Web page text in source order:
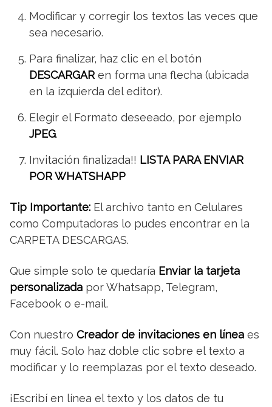
Modificar y corregir los textos las veces que
sea necesario.
Para finalizar, haz clic en el botón
DESCARGAR en forma una flecha (ubicada
en la izquierda del editor).
Elegir el Formato deseeado, por ejemplo
JPEG.
Invitación finalizada!! LISTA PARA ENVIAR
POR WHATSHAPP
Tip Importante: El archivo tanto en Celulares
como Computadoras lo pudes encontrar en la
CARPETA DESCARGAS.
Que simple solo te quedaría Enviar la tarjeta
personalizada por Whatsapp, Telegram,
Facebook o e-mail.
Con nuestro Creador de invitaciones en línea es
muy fácil. Solo haz doble clic sobre el texto a
modificar y lo reemplazas por el texto deseado.
¡Escribí en línea el texto y los datos de tu